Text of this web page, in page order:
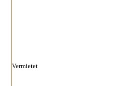
Vermietet